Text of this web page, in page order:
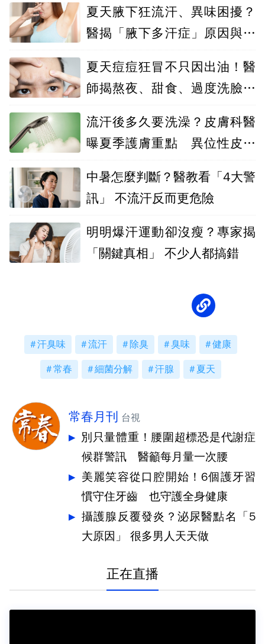
夏天腋下狂流汗、異味困擾？
醫揭「腋下多汗症」原因與改
夏天痘痘狂冒不只因出油！醫
師揭熬夜、甜食、過度洗臉都
流汗後多久要洗澡？皮膚科醫
曝夏季護膚重點 異位性皮膚
中暑怎麼判斷？醫教看「4大警
訊」 不流汗反而更危險
明明爆汗運動卻沒瘦？專家揭
「關鍵真相」 不少人都搞錯
汗臭味 流汗 除臭 臭味 健康
常春 細菌分解 汗腺 夏天
常春月刊 台視
別只量體重！腰圍超標恐是代謝症
候群警訊 醫籲每月量一次腰
美麗笑容從口腔開始！6個護牙習
慣守住牙齒 也守護全身健康
攝護腺反覆發炎？泌尿醫點名「5
大原因」 很多男人天天做
正在直播